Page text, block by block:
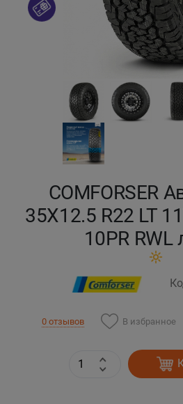
COMFORSER
35X12.5 R22 LT
10PR RWL
0 отзывов В избранное
Кокшетау
Кызылорда
Петропавловск